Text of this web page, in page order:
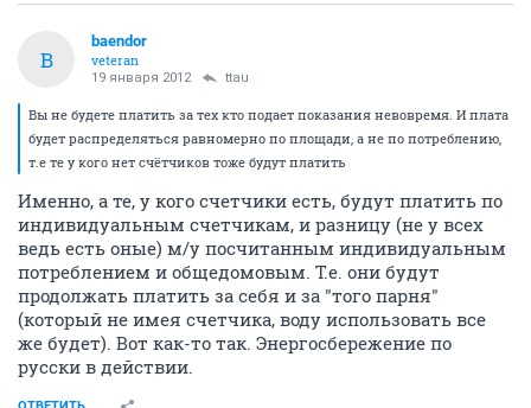
B
baendor
veteran
19 января 2012 ttau
Вы не будете платить за тех кто подает показания невовремя. И плата
будет распределяться равномерно по площади, а не по потреблению,
т.е те у кого нет счётчиков тоже будут платить
Именно, а те, у кого счетчики есть, будут платить по
индивидуальным счетчикам, и разницу (не у всех
ведь есть оные) м/у посчитанным индивидуальным
потреблением и общедомовым. Т.е. они будут
продолжать платить за себя и за "того парня"
(который не имея счетчика, воду использовать все
же будет). Вот как-то так. Энергосбережение по
русски в действии.